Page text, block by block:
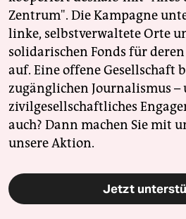
Zentrum". Die Kampagne
linke, selbstverwaltete Orte
solidarischen Fonds für
auf. Eine offene Gesellschaft
zugänglichen Journalismus –
zivilgesellschaftliches
auch? Dann machen Sie mit
unsere Aktion.
Jetzt